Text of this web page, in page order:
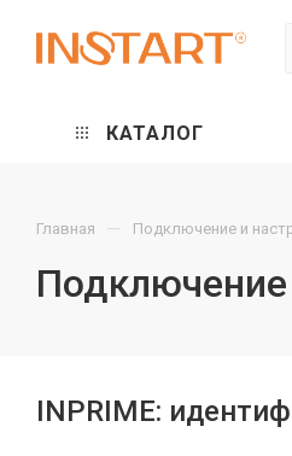
КАТАЛОГ
Главная — Подключение и
Подключение
INPRIME: